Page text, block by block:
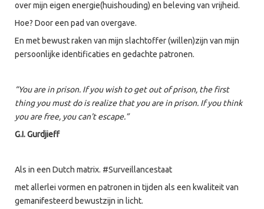
over mijn eigen energie(huishouding) en beleving van vrijheid.
Hoe? Door een pad van overgave.
En met bewust raken van mijn slachtoffer (willen)zijn van mijn
persoonlijke identificaties en gedachte patronen.
“You are in prison. If you wish to get out of prison, the first
thing you must do is realize that you are in prison. If you think
you are free, you can't escape.”
G.I. Gurdjieff
Als in een Dutch matrix. #Surveillancestaat
met allerlei vormen en patronen in tijden als een kwaliteit van
gemanifesteerd bewustzijn in licht.